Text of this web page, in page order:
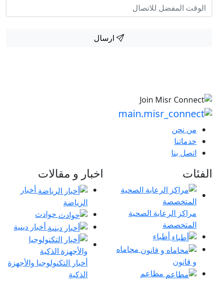
ارسال
من نحن
خدماتنا
اتصل بنا
الفئات
مراكز الرعاية الصحية
المتخصصة
أطباء
محاماه
و قانون
مطاعم
اخبار و مقالات
أخبار
الرياضة
حوادث
أخبار دينية
أخبار التكنولوجيا والأجهزة
الذكية